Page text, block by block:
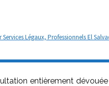
Services Légaux, Professionnels El
entièrement